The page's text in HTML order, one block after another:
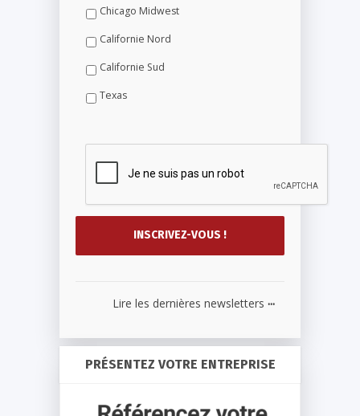
Chicago Midwest
Californie Nord
Californie Sud
Texas
Lire les dernières newsletters ...
PRÉSENTEZ VOTRE ENTREPRISE